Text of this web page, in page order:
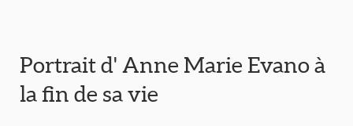
Portrait d' Anne Marie Evano à
la fin de sa vie